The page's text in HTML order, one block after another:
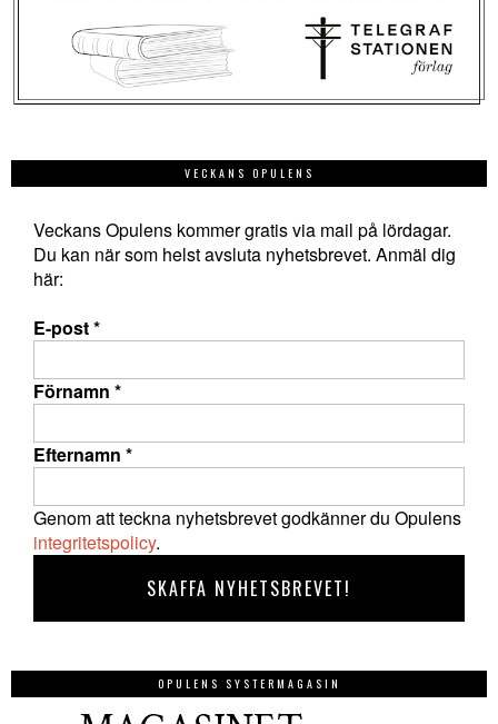
VECKANS OPULENS
Veckans Opulens kommer gratis via mail på lördagar.
Du kan när som helst avsluta nyhetsbrevet. Anmäl dig
här:
E-post*
Förnamn *
Efternamn *
Genom att teckna nyhetsbrevet godkänner du Opulens
integritetspolicy.
OPULENS SYSTERMAGASIN